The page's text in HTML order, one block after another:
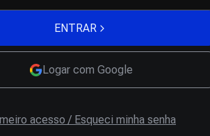
ENTRAR
Logar com Google
acesso / Esqueci minha senha